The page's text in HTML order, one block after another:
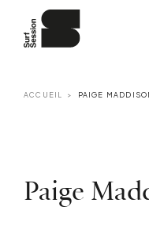
ACCUEIL PAIGE
Paige